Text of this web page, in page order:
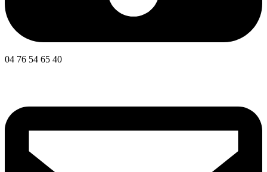
04 76 54 65 40